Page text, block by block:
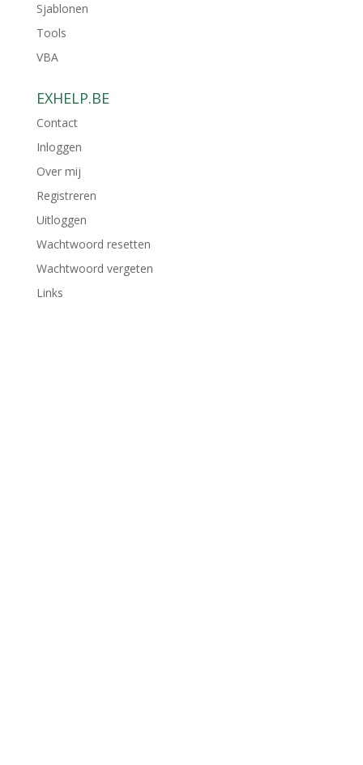
Sjablonen
Tools
VBA
EXHELP.BE
Contact
Inloggen
Over mij
Registreren
Uitloggen
Wachtwoord resetten
Wachtwoord vergeten
Links